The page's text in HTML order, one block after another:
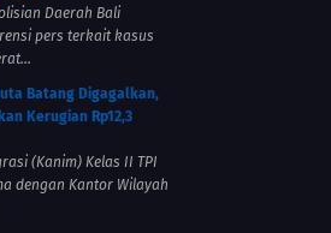
Daerah Bali
pers terkait kasus
Batang Digagalkan,
Kerugian Rp12,3
(Kanim) Kelas II TPI
dengan Kantor Wilayah